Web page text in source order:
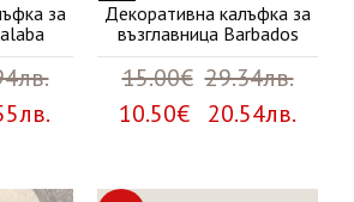
за
Декоративна калъфка за
възглавница Barbados
15.00€ 29.34лв.
10.50€ 20.54лв.